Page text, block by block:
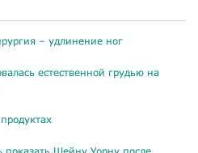
– удлинение ног
естественной грудью на